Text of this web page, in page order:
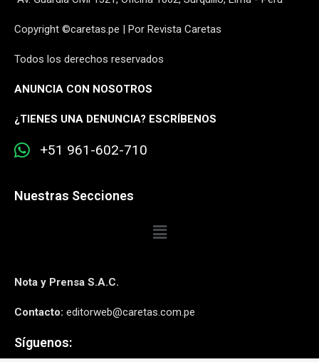
Copyright ©caretas.pe | Por Revista Caretas
Todos los derechos reservados
ANUNCIA CON NOSOTROS
¿TIENES UNA DENUNCIA? ESCRÍBENOS
+51 961-602-710
Nuestras Secciones
Nota y Prensa S.A.C.
Contacto: editorweb@caretas.com.pe
Síguenos: